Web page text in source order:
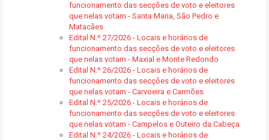
funcionamento das secções de voto e eleitores
que nelas votam - Santa Maria, São Pedro e
Matacães
Edital N.º 27/2026 - Locais e horários de
funcionamento das secções de voto e eleitores
que nelas votam - Maxial e Monte Redondo
Edital N.º 26/2026 - Locais e horários de
funcionamento das secções de voto e eleitores
que nelas votam - Carvoeira e Carmões
Edital N.º 25/2026 - Locais e horários de
funcionamento das secções de voto e eleitores
que nelas votam - Campelos e Outeiro da Cabeça
Edital N.º 24/2026 - Locais e horários de